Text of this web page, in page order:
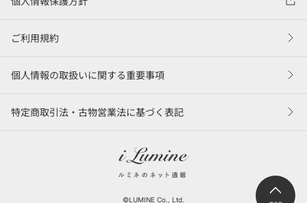
ご利用規約
個人情報の取扱いに関する重要事項
特定商取引法・古物営業法に基づく表記
©LUMINE Co., Ltd.